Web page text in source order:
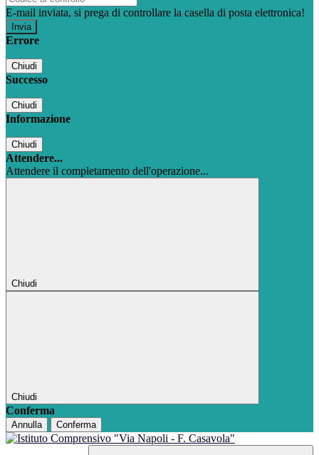
E-mail inviata, si prega di controllare la casella di posta elettronica!
Errore
Chiudi
Successo
Chiudi
Informazione
Chiudi
Attendere...
Attendere il completamento dell'operazione...
Chiudi
Chiudi
Conferma
Annulla Conferma